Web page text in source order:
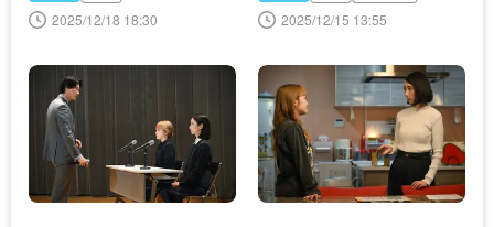
2025/12/18 18:30 2025/12/15 13:55